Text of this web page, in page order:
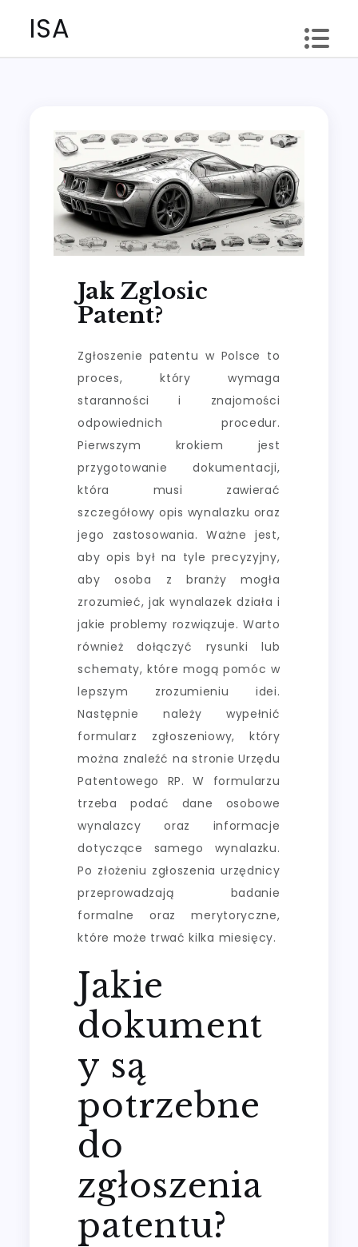
ISA
Jak Zglosic
Patent?
Zgłoszenie patentu w Polsce to
proces, który wymaga
staranności i znajomości
odpowiednich procedur.
Pierwszym krokiem jest
przygotowanie dokumentacji,
która musi zawierać
szczegółowy opis wynalazku oraz
jego zastosowania. Ważne jest,
aby opis był na tyle precyzyjny,
aby osoba z branży mogła
zrozumieć, jak wynalazek działa i
jakie problemy rozwiązuje. Warto
również dołączyć rysunki lub
schematy, które mogą pomóc w
lepszym zrozumieniu idei.
Następnie należy wypełnić
formularz zgłoszeniowy, który
można znaleźć na stronie Urzędu
Patentowego RP. W formularzu
trzeba podać dane osobowe
wynalazcy oraz informacje
dotyczące samego wynalazku.
Po złożeniu zgłoszenia urzędnicy
przeprowadzają badanie
formalne oraz merytoryczne,
które może trwać kilka miesięcy.
Jakie
dokument
y są
potrzebne
do
zgłoszenia
patentu?